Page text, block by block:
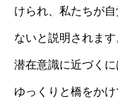
けられ、私たちが
ないと説明されます
潜在意識に近づく
ゆっくりと橋をか